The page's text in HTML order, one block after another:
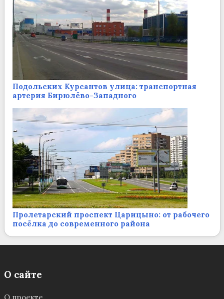
Подольских Курсантов улица: транспортная
артерия Бирюлёво-Западного
Пролетарский проспект Царицыно: от рабочего
посёлка до современного района
О сайте